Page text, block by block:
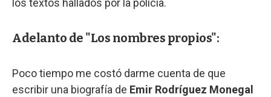
los textos hallados por la policía.
Adelanto de "Los nombres propios":
Poco tiempo me costó darme cuenta de que
escribir una biografía de Emir Rodríguez Monegal